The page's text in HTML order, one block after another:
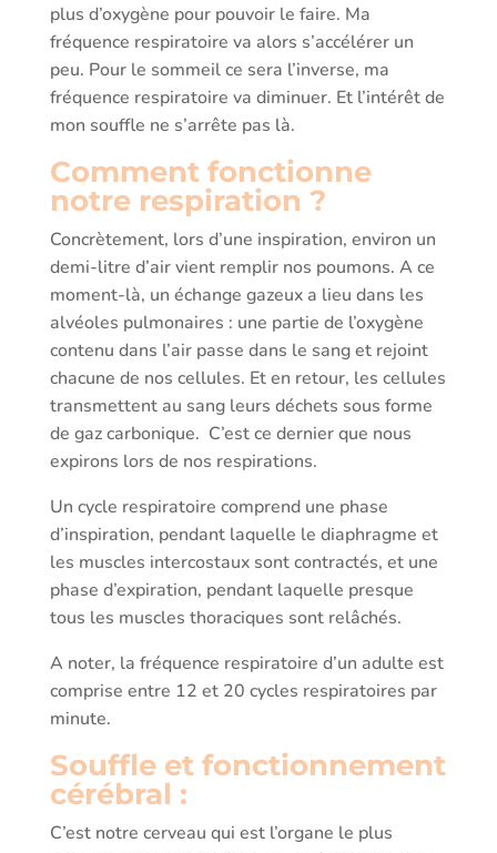
plus d’oxygène pour pouvoir le faire. Ma
fréquence respiratoire va alors s’accélérer un
peu. Pour le sommeil ce sera l’inverse, ma
fréquence respiratoire va diminuer. Et l’intérêt de
mon souffle ne s’arrête pas là.
Comment fonctionne
notre respiration ?
Concrètement, lors d’une inspiration, environ un
demi-litre d’air vient remplir nos poumons. A ce
moment-là, un échange gazeux a lieu dans les
alvéoles pulmonaires : une partie de l’oxygène
contenu dans l’air passe dans le sang et rejoint
chacune de nos cellules. Et en retour, les cellules
transmettent au sang leurs déchets sous forme
de gaz carbonique. C’est ce dernier que nous
expirons lors de nos respirations.
Un cycle respiratoire comprend une phase
d’inspiration, pendant laquelle le diaphragme et
les muscles intercostaux sont contractés, et une
phase d’expiration, pendant laquelle presque
tous les muscles thoraciques sont relâchés.
A noter, la fréquence respiratoire d’un adulte est
comprise entre 12 et 20 cycles respiratoires par
minute.
Souffle et fonctionnement
cérébral :
C’est notre cerveau qui est l’organe le plus